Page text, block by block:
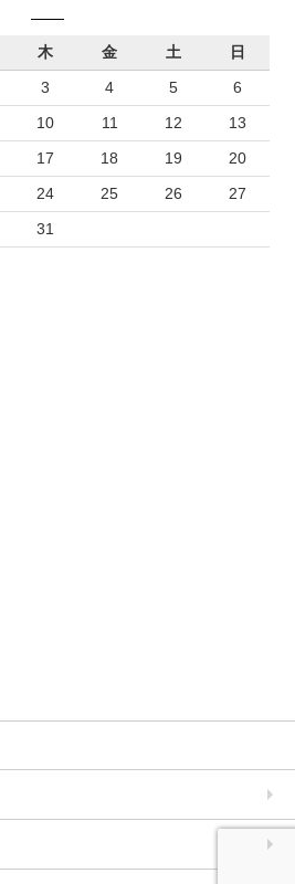
木 金 土
日
3 4 5
6
10 11 12
13
17 18 19
20
24 25 26
27
31